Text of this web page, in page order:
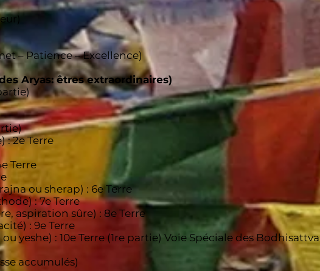
– Patience – Excellence)
Aryas: êtres extraordinaires)
: 2e Terre
Terre
ou sherap) : 6e Terre
: 7e Terre
aspiration sûre) : 8e Terre
: 9e Terre
yeshe) : 10e Terre (1re partie) Voie Spéciale des Bodhisattva
accumulés)